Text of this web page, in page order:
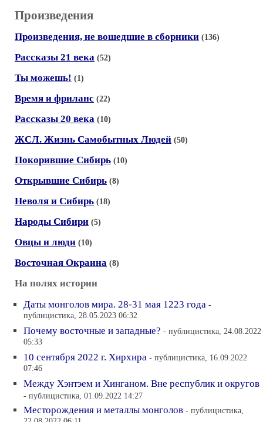
Произведения
Произведения, не вошедшие в сборники (136)
Рассказы 21 века (52)
Ты можешь! (1)
Время и фриланс (22)
Рассказы 20 века (10)
ЖСЛ. Жизнь Самобытных Людей (50)
Покорившие Сибирь (10)
Открывшие Сибирь (8)
Неволя и Сибирь (18)
Народы Сибири (5)
Овцы и люди (10)
Восточная Окраина (8)
На полях истории
Даты монголов мира. 28-31 мая 1223 года -
публицистика, 28.05.2023 06:32
Почему восточные и западные? - публицистика, 24.08.2022
05:33
10 сентября 2022 г. Хирхира - публицистика, 16.09.2022
07:46
Между Хэнтэем и Хинганом. Вне республик и округов
- публицистика, 01.09.2022 14:27
Месторождения и металлы монголов - публицистика,